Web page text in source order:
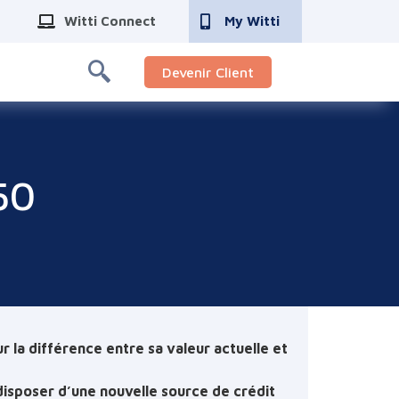
Witti Connect My Witti
Devenir Client
la différence entre sa valeur actuelle et
d’une nouvelle source de crédit